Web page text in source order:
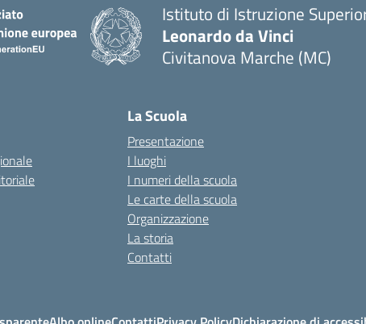
Istituto di Istruzione
Leonardo da Vinci
Civitanova Marche (MC)
La Scuola
Presentazione
I luoghi
I numeri della scuola
Le carte della scuola
Organizzazione
La storia
Contatti